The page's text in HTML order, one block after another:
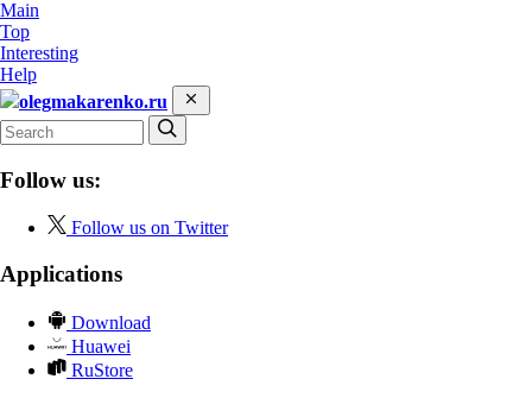
Main
Top
Interesting
Help
olegmakarenko.ru
Follow us:
Follow us on Twitter
Applications
Download
Huawei
RuStore